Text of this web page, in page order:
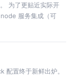
为了更贴近实际开
服务集成（可
置终于新鲜出炉。